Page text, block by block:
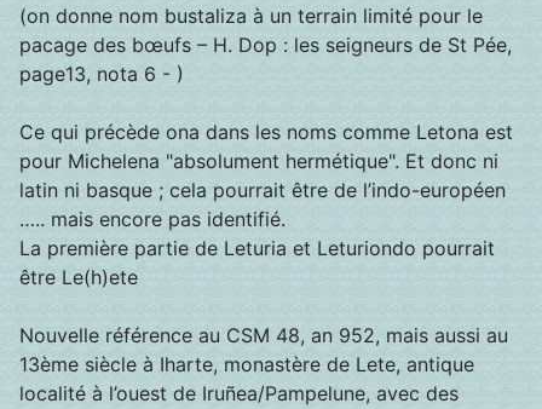
(on donne nom bustaliza à un terrain limité pour le
pacage des bœufs – H. Dop : les seigneurs de St Pée,
page13, nota 6 - )
Ce qui précède ona dans les noms comme Letona est
pour Michelena "absolument hermétique". Et donc ni
latin ni basque ; cela pourrait être de l’indo-européen
….. mais encore pas identifié.
La première partie de Leturia et Leturiondo pourrait
être Le(h)ete
Nouvelle référence au CSM 48, an 952, mais aussi au
13ème siècle à Iharte, monastère de Lete, antique
localité à l’ouest de Iruñea/Pampelune, avec des